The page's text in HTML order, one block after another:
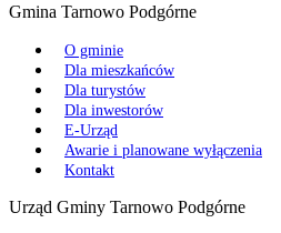
Gmina Tarnowo Podgórne
O gminie
Dla mieszkańców
Dla turystów
Dla inwestorów
E-Urząd
Awarie i planowane wyłączenia
Kontakt
Urząd Gminy Tarnowo Podgórne